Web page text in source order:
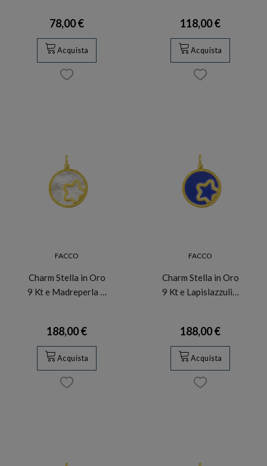
78,00 €
Acquista
118,00 €
Acquista
FACCO
Charm Stella in Oro
9 Kt e Madreperla …
188,00 €
Acquista
FACCO
Charm Stella in Oro
9 Kt e Lapislazzuli…
188,00 €
Acquista